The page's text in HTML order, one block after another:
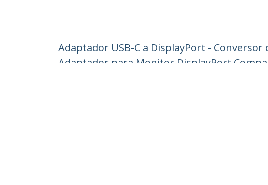
Adaptador USB-C a DisplayPort - Conversor
Adaptador para Monitor DisplayPort